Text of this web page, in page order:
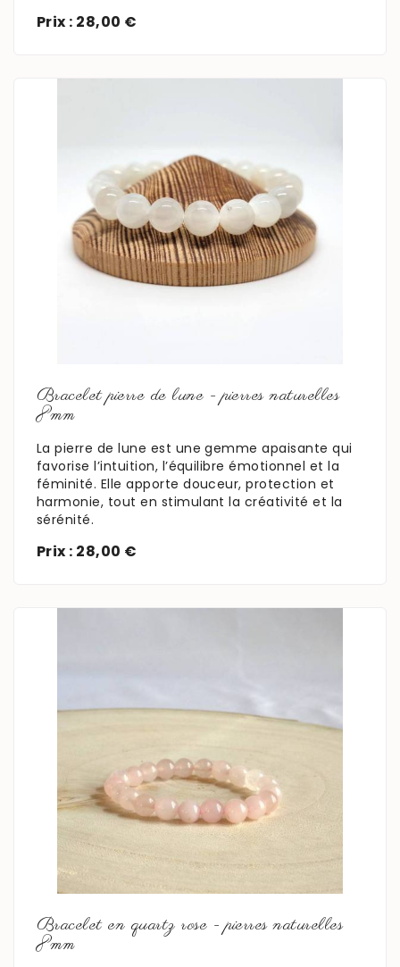
Prix : 28,00 €
Bracelet pierre de lune - pierres naturelles
8mm
La pierre de lune est une gemme apaisante qui
favorise l’intuition, l’équilibre émotionnel et la
féminité. Elle apporte douceur, protection et
harmonie, tout en stimulant la créativité et la
sérénité.
Prix : 28,00 €
Bracelet en quartz rose - pierres naturelles
8mm
En savoir plus